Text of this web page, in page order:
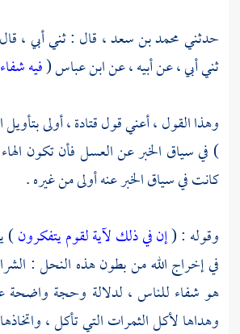
حدثنيمحمد بن سعد ، قال : ثني أبي ،
ثني أبي ، عن أبيه ، عنابن عباس(فيه
وهذا القول ، أعني قولقتادة ،أولى
) في سياق الخبر عن العسل فأن تكون
كانت في سياق الخبر عنه أولى من غيره .
وقوله : (إن في ذلك لآية لقوم يتفكرون)
في إخراج الله من بطون هذه النحل :
هو شفاء للناس ، لدلالة وحجة
وهداها لأكل الثمرات التي تأكل ،